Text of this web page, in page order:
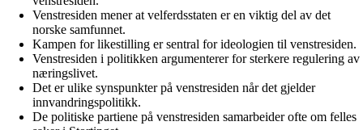
Venstresiden mener at velferdsstaten er en viktig del av det
norske samfunnet.
Kampen for likestilling er sentral for ideologien til venstresiden.
Venstresiden i politikken argumenterer for sterkere regulering av
næringslivet.
Det er ulike synspunkter på venstresiden når det gjelder
innvandringspolitikk.
De politiske partiene på venstresiden samarbeider ofte om felles